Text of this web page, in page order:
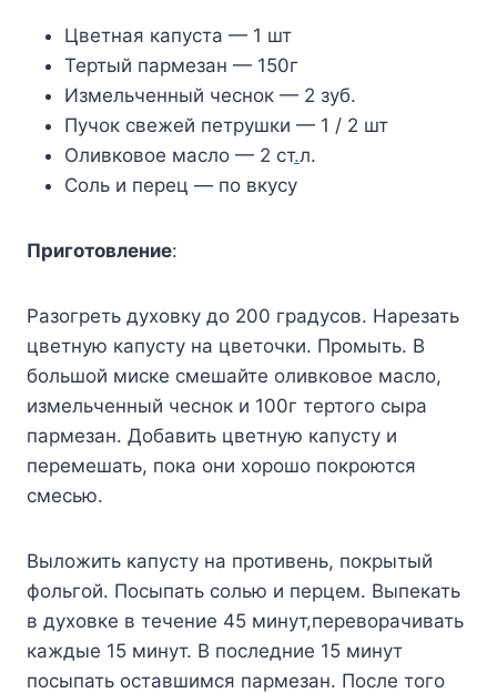
Цветная капуста — 1 шт
Тертый пармезан — 150г
Измельченный чеснок — 2 зуб.
Пучок свежей петрушки — 1 / 2 шт
Оливковое масло — 2 ст.л.
Соль и перец — по вкусу
Приготовление:
Разогреть духовку до 200 градусов. Нарезать
цветную капусту на цветочки. Промыть. В
большой миске смешайте оливковое масло,
измельченный чеснок и 100г тертого сыра
пармезан. Добавить цветную капусту и
перемешать, пока они хорошо покроются
смесью.
Выложить капусту на противень, покрытый
фольгой. Посыпать солью и перцем. Выпекать
в духовке в течение 45 минут,переворачивать
каждые 15 минут. В последние 15 минут
посыпать оставшимся пармезан. После того